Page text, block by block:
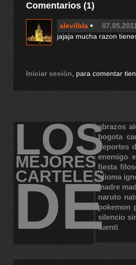
Comentarios (1)
alevilbla
jajaja mucha razon
Iniciar sesión , para comentar
LOS
MEJORES
CARTELES
DE
abrazos
bogota
deportes
enemigo
fiesta
idioma
madre
naruto
pokemon
silencio
tuenti